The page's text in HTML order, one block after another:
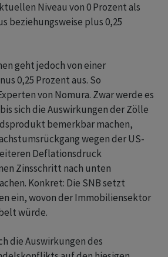
Niveau von 0 Prozent als
beziehungsweise plus 0,25
geht jedoch von einer
0,25 Prozent aus. So
von Nomura. Zwar werde es
sich die Auswirkungen der Zölle
bemerkbar machen,
wegen der US-
Deflationsdruck
Zinsschritt nach unten
Konkret: Die SNB setzt
ein, wovon der Immobiliensektor
würde.
die Auswirkungen des